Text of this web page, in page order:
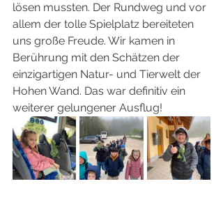
lösen mussten. Der Rundweg und vor
allem der tolle Spielplatz bereiteten
uns große Freude. Wir kamen in
Berührung mit den Schätzen der
einzigartigen Natur- und Tierwelt der
Hohen Wand. Das war definitiv ein
weiterer gelungener Ausflug!